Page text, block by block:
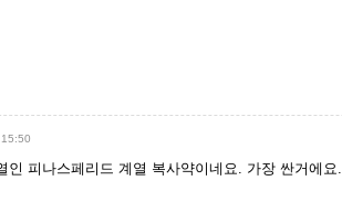
인 피나스페리드 계열 복사약이네요. 가장 싼거에요.